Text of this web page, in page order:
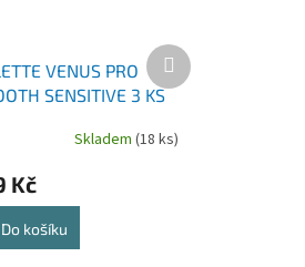
VENUS PRO
SENSITIVE 3 KS
Skladem (18 ks)
Kč
Do košíku
Další
produkt